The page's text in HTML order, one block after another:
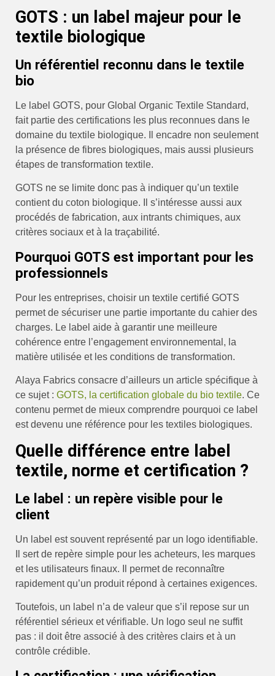
GOTS : un label majeur pour le
textile biologique
Un référentiel reconnu dans le textile
bio
Le label GOTS, pour Global Organic Textile Standard,
fait partie des certifications les plus reconnues dans le
domaine du textile biologique. Il encadre non seulement
la présence de fibres biologiques, mais aussi plusieurs
étapes de transformation textile.
GOTS ne se limite donc pas à indiquer qu’un textile
contient du coton biologique. Il s’intéresse aussi aux
procédés de fabrication, aux intrants chimiques, aux
critères sociaux et à la traçabilité.
Pourquoi GOTS est important pour les
professionnels
Pour les entreprises, choisir un textile certifié GOTS
permet de sécuriser une partie importante du cahier des
charges. Le label aide à garantir une meilleure
cohérence entre l’engagement environnemental, la
matière utilisée et les conditions de transformation.
Alaya Fabrics consacre d’ailleurs un article spécifique à
ce sujet : GOTS, la certification globale du bio textile. Ce
contenu permet de mieux comprendre pourquoi ce label
est devenu une référence pour les textiles biologiques.
Quelle différence entre label
textile, norme et certification ?
Le label : un repère visible pour le
client
Un label est souvent représenté par un logo identifiable.
Il sert de repère simple pour les acheteurs, les marques
et les utilisateurs finaux. Il permet de reconnaître
rapidement qu’un produit répond à certaines exigences.
Toutefois, un label n’a de valeur que s’il repose sur un
référentiel sérieux et vérifiable. Un logo seul ne suffit
pas : il doit être associé à des critères clairs et à un
contrôle crédible.